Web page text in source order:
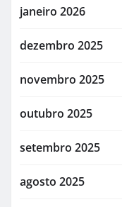
janeiro 2026
dezembro 2025
novembro 2025
outubro 2025
setembro 2025
agosto 2025